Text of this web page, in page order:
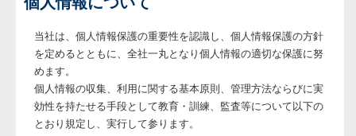
当社は、個人情報保護の重要性を認識し、個人情報保護の方針
を定めるとともに、全社一丸となり個人情報の適切な保護に努
めます。
個人情報の収集、利用に関する基本原則、管理方法ならびに実
効性を持たせる手段として教育・訓練、監査等について以下の
とおり規定し、実行して参ります。